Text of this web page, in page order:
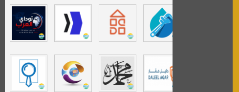
isecur1ty
موقع حراج خدمة
تي في قران
موسوعة نور الرحمن
مندى غرام
مردة سوفت